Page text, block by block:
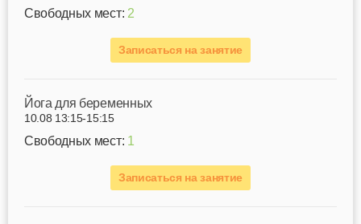
Свободных мест: 2
Записаться на занятие
Йога для беременных
10.08 13:15-15:15
Свободных мест: 1
Записаться на занятие